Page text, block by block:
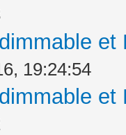
19:24:54